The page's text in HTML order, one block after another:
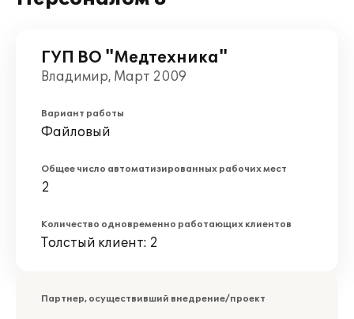
ГУП ВО "Медтехника"
Владимир, Март 2009
Вариант работы
Файловый
Общее число автоматизированных рабочих мест
2
Количество одновременно работающих клиентов
Толстый клиент: 2
Партнер, осуществивший внедрение/проект